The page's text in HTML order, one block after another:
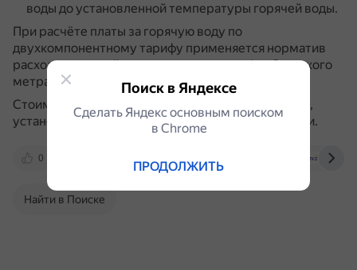
воды до установленной температуры горячей воды.
При расчёте платы за горячую воду по
двухкомпонентному тарифу применяется норматив
расхода тепловой энергии на подогрев 1 кубического
метра воды.
Стоимость горячей воды определяется тарифами,
установленными региональными органами власти.
0 tgc-2.ru
Найти в Поиске
Поиск в Яндексе
Сделать Яндекс основным поиском
в Сhrome
ПРОДОЛЖИТЬ